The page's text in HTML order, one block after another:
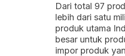
Dari total 97
lebih dari satu
produk utama
besar untuk
impor produk